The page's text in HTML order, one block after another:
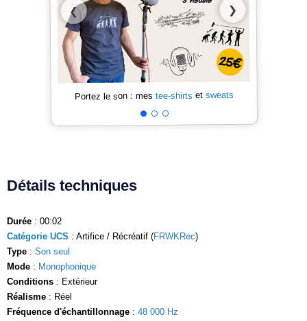
❮ ❯
Portez le son : mes tee-shirts et sweats
Détails techniques
Durée : 00:02
Catégorie UCS : Artifice / Récréatif (FRWKRec)
Type : Son seul
Mode : Monophonique
Conditions : Extérieur
Réalisme : Réel
Fréquence d'échantillonnage : 48 000 Hz